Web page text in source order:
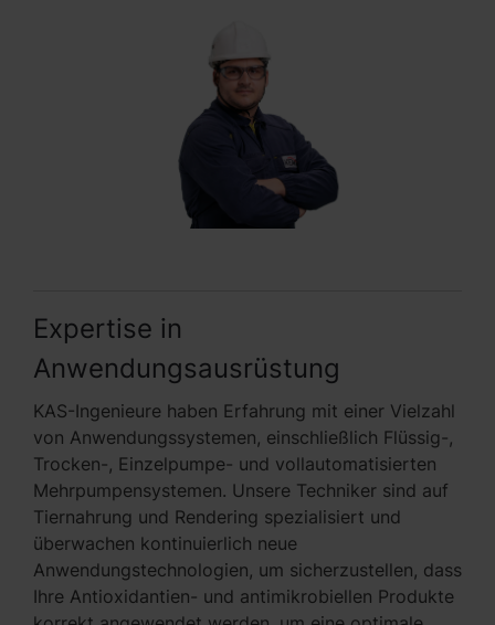
Expertise in
Anwendungsausrüstung
KAS-Ingenieure haben Erfahrung mit einer Vielzahl
von Anwendungssystemen, einschließlich Flüssig-,
Trocken-, Einzelpumpe- und vollautomatisierten
Mehrpumpensystemen. Unsere Techniker sind auf
Tiernahrung und Rendering spezialisiert und
überwachen kontinuierlich neue
Anwendungstechnologien, um sicherzustellen, dass
Ihre Antioxidantien- und antimikrobiellen Produkte